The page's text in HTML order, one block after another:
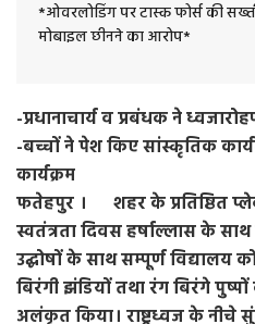
*ओवरलोडिंग पर टास्क फोर्स की
मोबाइल छीनने का आरोप*
-प्रधानाचार्य व प्रबंधक ने
-बच्चों ने पेश किए सांस्कृतिक
कार्यक्रम
फतेहपुर । शहर के प्रतिष्ठित
स्वतंत्रता दिवस हर्षाल्लास के
उद्घोषों के साथ सम्पूर्ण विद्यालय
बिरंगी झंडियों तथा रंग बिरंगे
अलंकृत किया। राष्ट्रध्वज के नीचे